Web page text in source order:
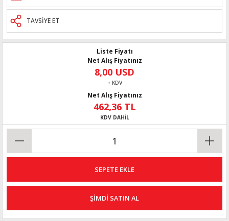
TAVSİYE ET
Liste Fiyatı
Net Alış Fiyatınız
8,00 USD
+ KDV
Net Alış Fiyatınız
462,36 TL
KDV DAHİL
SEPETE EKLE
ŞİMDİ SATIN AL